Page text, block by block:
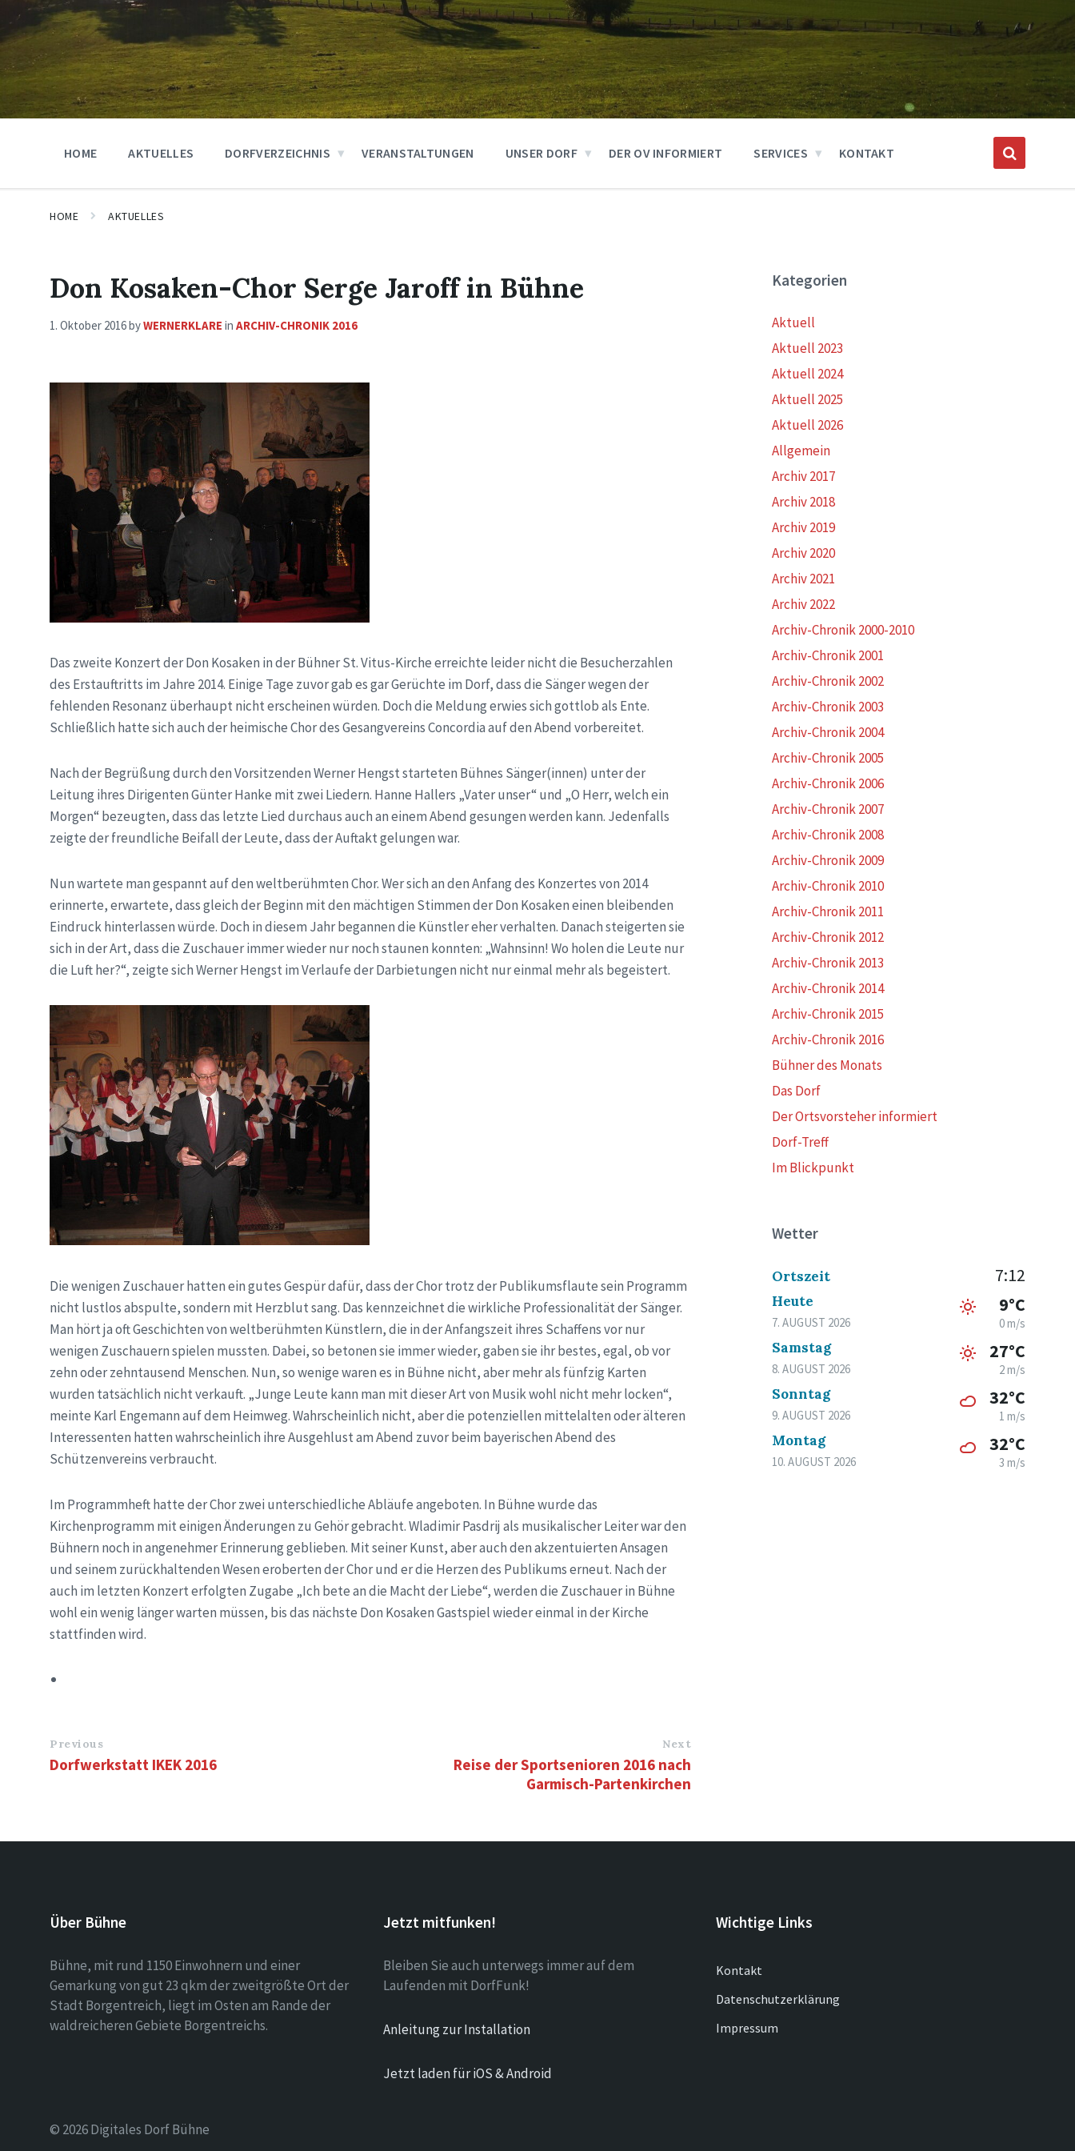
HOME AKTUELLES DORFVERZEICHNIS VERANSTALTUNGEN UNSER DORF DER OV INFORMIERT SERVICES KONTAKT
HOME AKTUELLES
Don Kosaken-Chor Serge Jaroff in Bühne
1. Oktober 2016byWERNERKLARE in ARCHIV-CHRONIK 2016
Das zweite Konzert der Don Kosaken in der Bühner St. Vitus-Kirche erreichte leider nicht die Besucherzahlen
des Erstauftritts im Jahre 2014. Einige Tage zuvor gab es gar Gerüchte im Dorf, dass die Sänger wegen der
fehlenden Resonanz überhaupt nicht erscheinen würden. Doch die Meldung erwies sich gottlob als Ente.
Schließlich hatte sich auch der heimische Chor des Gesangvereins Concordia auf den Abend vorbereitet.
Nach der Begrüßung durch den Vorsitzenden Werner Hengst starteten Bühnes Sänger(innen) unter der
Leitung ihres Dirigenten Günter Hanke mit zwei Liedern. Hanne Hallers „Vater unser“ und „O Herr, welch ein
Morgen“ bezeugten, dass das letzte Lied durchaus auch an einem Abend gesungen werden kann. Jedenfalls
zeigte der freundliche Beifall der Leute, dass der Auftakt gelungen war.
Nun wartete man gespannt auf den weltberühmten Chor. Wer sich an den Anfang des Konzertes von 2014
erinnerte, erwartete, dass gleich der Beginn mit den mächtigen Stimmen der Don Kosaken einen bleibenden
Eindruck hinterlassen würde. Doch in diesem Jahr begannen die Künstler eher verhalten. Danach steigerten sie
sich in der Art, dass die Zuschauer immer wieder nur noch staunen konnten: „Wahnsinn! Wo holen die Leute nur
die Luft her?“, zeigte sich Werner Hengst im Verlaufe der Darbietungen nicht nur einmal mehr als begeistert.
Die wenigen Zuschauer hatten ein gutes Gespür dafür, dass der Chor trotz der Publikumsflaute sein Programm
nicht lustlos abspulte, sondern mit Herzblut sang. Das kennzeichnet die wirkliche Professionalität der Sänger.
Man hört ja oft Geschichten von weltberühmten Künstlern, die in der Anfangszeit ihres Schaffens vor nur
wenigen Zuschauern spielen mussten. Dabei, so betonen sie immer wieder, gaben sie ihr bestes, egal, ob vor
zehn oder zehntausend Menschen. Nun, so wenige waren es in Bühne nicht, aber mehr als fünfzig Karten
wurden tatsächlich nicht verkauft. „Junge Leute kann man mit dieser Art von Musik wohl nicht mehr locken“,
meinte Karl Engemann auf dem Heimweg. Wahrscheinlich nicht, aber die potenziellen mittelalten oder älteren
Interessenten hatten wahrscheinlich ihre Ausgehlust am Abend zuvor beim bayerischen Abend des
Schützenvereins verbraucht.
Im Programmheft hatte der Chor zwei unterschiedliche Abläufe angeboten. In Bühne wurde das
Kirchenprogramm mit einigen Änderungen zu Gehör gebracht. Wladimir Pasdrij als musikalischer Leiter war den
Bühnern noch in angenehmer Erinnerung geblieben. Mit seiner Kunst, aber auch den akzentuierten Ansagen
und seinem zurückhaltenden Wesen eroberten der Chor und er die Herzen des Publikums erneut. Nach der
auch im letzten Konzert erfolgten Zugabe „Ich bete an die Macht der Liebe“, werden die Zuschauer in Bühne
wohl ein wenig länger warten müssen, bis das nächste Don Kosaken Gastspiel wieder einmal in der Kirche
stattfinden wird.
Previous
Dorfwerkstatt IKEK 2016
Next
Reise der Sportsenioren 2016 nach
Garmisch-Partenkirchen
Kategorien
Aktuell
Aktuell 2023
Aktuell 2024
Aktuell 2025
Aktuell 2026
Allgemein
Archiv 2017
Archiv 2018
Archiv 2019
Archiv 2020
Archiv 2021
Archiv 2022
Archiv-Chronik 2000-2010
Archiv-Chronik 2001
Archiv-Chronik 2002
Archiv-Chronik 2003
Archiv-Chronik 2004
Archiv-Chronik 2005
Archiv-Chronik 2006
Archiv-Chronik 2007
Archiv-Chronik 2008
Archiv-Chronik 2009
Archiv-Chronik 2010
Archiv-Chronik 2011
Archiv-Chronik 2012
Archiv-Chronik 2013
Archiv-Chronik 2014
Archiv-Chronik 2015
Archiv-Chronik 2016
Bühner des Monats
Das Dorf
Der Ortsvorsteher informiert
Dorf-Treff
Im Blickpunkt
Wetter
Ortszeit 7:12
Heute
7. AUGUST 2026
9°C
0 m/s
Samstag
8. AUGUST 2026
27°C
2 m/s
Sonntag
9. AUGUST 2026
32°C
1 m/s
Montag
10. AUGUST 2026
32°C
3 m/s
Über Bühne
Bühne, mit rund 1150 Einwohnern und einer
Gemarkung von gut 23 qkm der zweitgrößte Ort der
Stadt Borgentreich, liegt im Osten am Rande der
waldreicheren Gebiete Borgentreichs.
Jetzt mitfunken!
Bleiben Sie auch unterwegs immer auf dem
Laufenden mit DorfFunk!
Anleitung zur Installation
Jetzt laden für iOS & Android
Wichtige Links
Kontakt
Datenschutzerklärung
Impressum
© 2026 Digitales Dorf Bühne